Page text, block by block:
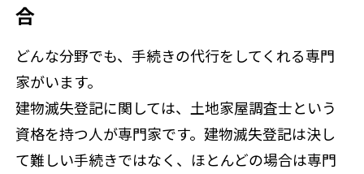
合
どんな分野でも、手続きの代行をしてくれる専門
家がいます。
建物滅失登記に関しては、土地家屋調査士という
資格を持つ人が専門家です。建物滅失登記は決し
て難しい手続きではなく、ほとんどの場合は専門